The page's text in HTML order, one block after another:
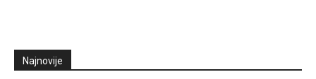
Najnovije